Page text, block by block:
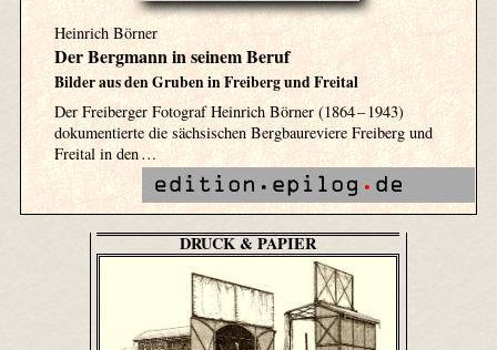
Heinrich Börner
Der Bergmann in seinem Beruf
Bilder aus den Gruben in Freiberg und Freital
Der Freiberger Fotograf Heinrich Börner (1864 – 1943)
dokumentierte die sächsischen Bergbaureviere Freiberg und
Freital in den …
DRUCK & PAPIER